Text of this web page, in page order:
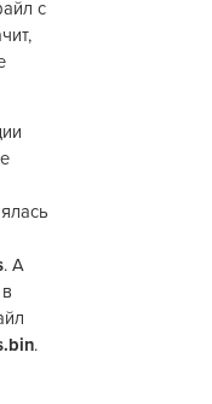
с
. А
.